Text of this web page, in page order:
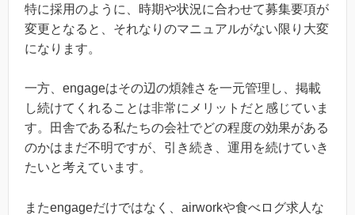
特に採用のように、時期や状況に合わせて募集要項が
変更となると、それなりのマニュアルがない限り大変
になります。
一方、engageはその辺の煩雑さを一元管理し、掲載
し続けてくれることは非常にメリットだと感じていま
す。田舎である私たちの会社でどの程度の効果がある
のかはまだ不明ですが、引き続き、運用を続けていき
たいと考えています。
またengageだけではなく、airworkや食べログ求人な